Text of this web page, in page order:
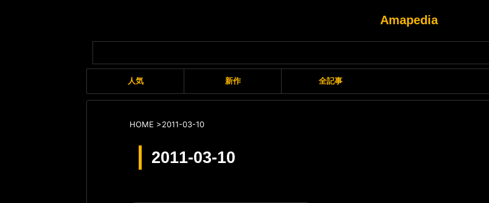
Amapedia
人気 新作 全記事
HOME >2011-03-10
2011-03-10